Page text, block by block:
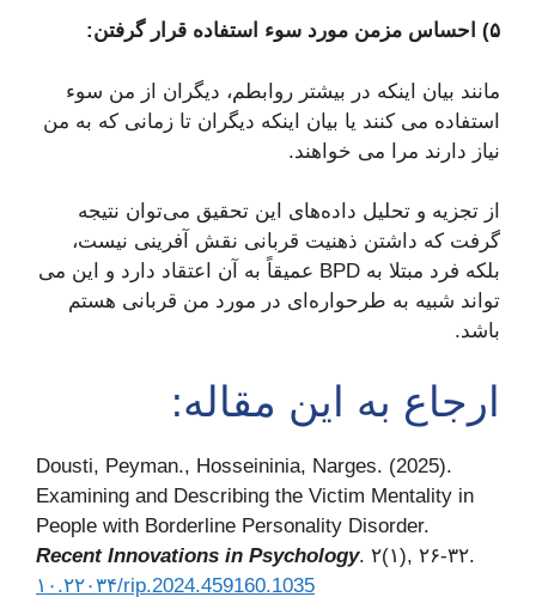
۵) احساس مزمن مورد سوء استفاده قرار گرفتن:
مانند بیان اینکه در بیشتر روابطم، دیگران از من سوء
استفاده می کنند یا بیان اینکه دیگران تا زمانی که به من
نیاز دارند مرا می خواهند.
از تجزیه و تحلیل داده‌های این تحقیق می‌توان نتیجه
گرفت که داشتن ذهنیت قربانی نقش آفرینی نیست،
بلکه فرد مبتلا به BPD عمیقاً به آن اعتقاد دارد و این می
تواند شبیه به طرحواره‌ای در مورد من قربانی هستم
باشد.
ارجاع به این مقاله:
Dousti, Peyman., Hosseininia, Narges. (2025).
Examining and Describing the Victim Mentality in
People with Borderline Personality Disorder.
Recent Innovations in Psychology. ۲(۱), ۲۶-۳۲.
۱۰.۲۲۰۳۴/rip.2024.459160.1035